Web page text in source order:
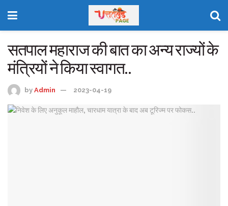
सतपाल महाराज की बात का अन्य राज्यों के
मंत्रियों ने किया स्वागत..
by Admin 2023-04-19